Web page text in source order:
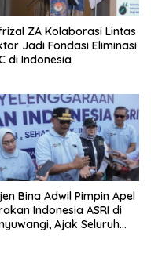
ZA Kolaborasi Lintas
Jadi Fondasi Eliminasi
di Indonesia
Bina Adwil Pimpin Apel
Indonesia ASRI di
Ajak Seluruh